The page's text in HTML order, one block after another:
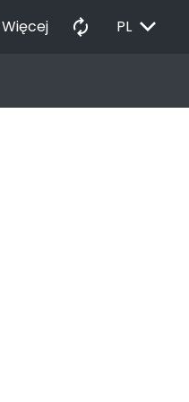
Więcej autorenew PL EXPAND_MORE